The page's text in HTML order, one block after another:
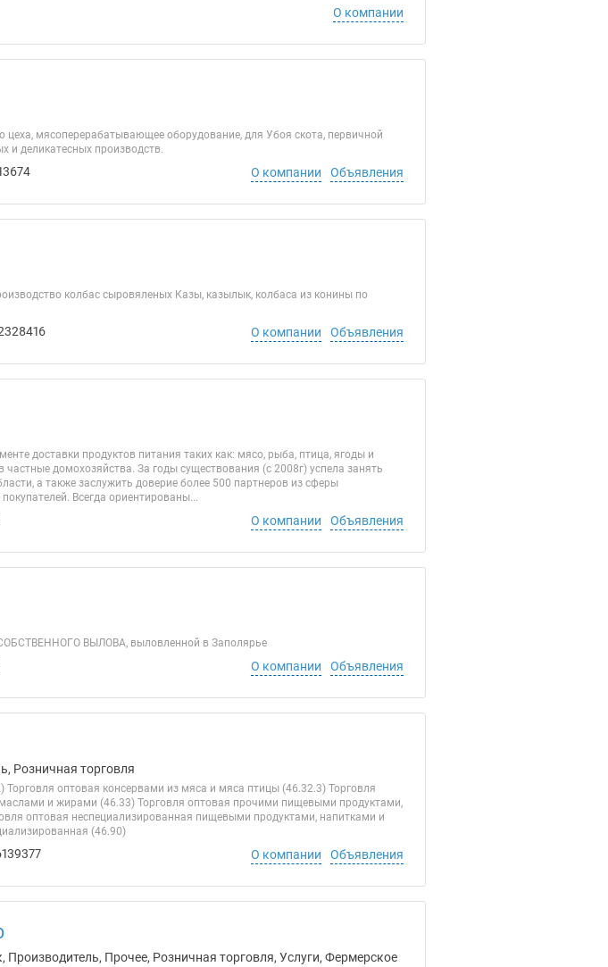
О компании
цеха, мясоперерабатывающее оборудование, для Убоя скота, первичной
и деликатесных производств.
О компании Объявления
колбас сыровяленых Казы, казылык, колбаса из конины по
О компании Объявления
доставки продуктов питания таких как: мясо, рыба, птица, ягоды и
домохозяйства. За годы существования (с 2008г) успела занять
а также заслужить доверие более 500 партнеров из сферы
Всегда ориентированы...
О компании Объявления
ВЫЛОВА, выловленной в Заполярье
О компании Объявления
Розничная торговля
оптовая консервами из мяса и мяса птицы (46.32.3) Торговля
и жирами (46.33) Торговля оптовая прочими пищевыми продуктами,
оптовая неспециализированная пищевыми продуктами, напитками и
(46.90)
О компании Объявления
Прочее, Розничная торговля, Услуги, Фермерское